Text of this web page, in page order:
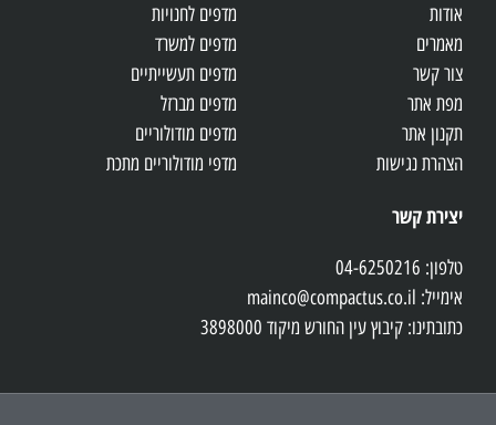
אודות
מאמרים
צור קשר
מפת אתר
תקנון אתר
הצהרת נגישות
מדפים לחנויות
מדפים למשרד
מדפים תעשייתיים
מדפים מברזל
מדפים מודולוריים
מדפי מודולוריים מתכת
יצירת קשר
טלפון: 04-6250216
אימייל: mainco@compactus.co.il
כתובתינו: קיבוץ עין החורש מיקוד 3898000